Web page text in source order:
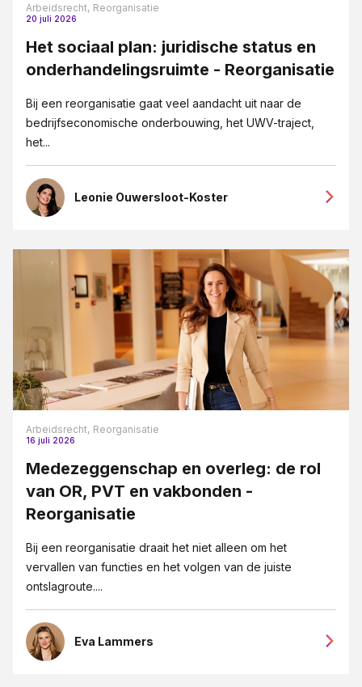
Arbeidsrecht, Reorganisatie
20 juli 2026
Het sociaal plan: juridische status en
onderhandelingsruimte - Reorganisatie
Bij een reorganisatie gaat veel aandacht uit naar de
bedrijfseconomische onderbouwing, het UWV-traject,
het...
Leonie Ouwersloot-Koster
Arbeidsrecht, Reorganisatie
16 juli 2026
Medezeggenschap en overleg: de rol
van OR, PVT en vakbonden -
Reorganisatie
Bij een reorganisatie draait het niet alleen om het
vervallen van functies en het volgen van de juiste
ontslagroute....
Eva Lammers